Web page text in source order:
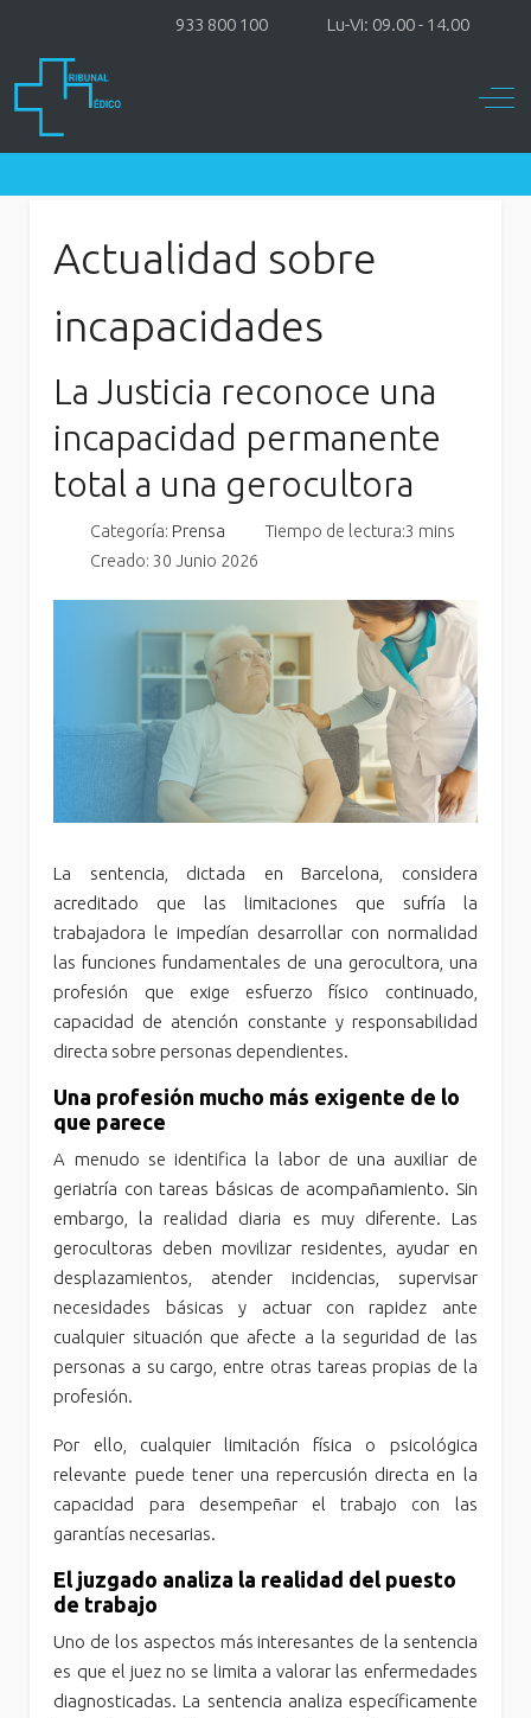
933 800 100 Lu-Vi: 09.00 - 14.00
Off-
Actualidad sobre
incapacidades
La Justicia reconoce una
incapacidad permanente
total a una gerocultora
Categoría: Prensa
Tiempo de lectura:3 mins
Creado: 30 Junio 2026
La sentencia, dictada en Barcelona, considera
acreditado que las limitaciones que sufría la
trabajadora le impedían desarrollar con normalidad
las funciones fundamentales de una gerocultora, una
profesión que exige esfuerzo físico continuado,
capacidad de atención constante y responsabilidad
directa sobre personas dependientes.
Una profesión mucho más exigente de lo
que parece
A menudo se identifica la labor de una auxiliar de
geriatría con tareas básicas de acompañamiento. Sin
embargo, la realidad diaria es muy diferente. Las
gerocultoras deben movilizar residentes, ayudar en
desplazamientos, atender incidencias, supervisar
necesidades básicas y actuar con rapidez ante
cualquier situación que afecte a la seguridad de las
personas a su cargo, entre otras tareas propias de la
profesión.
Por ello, cualquier limitación física o psicológica
relevante puede tener una repercusión directa en la
capacidad para desempeñar el trabajo con las
garantías necesarias.
El juzgado analiza la realidad del puesto
de trabajo
Uno de los aspectos más interesantes de la sentencia
es que el juez no se limita a valorar las enfermedades
diagnosticadas. La sentencia analiza específicamente